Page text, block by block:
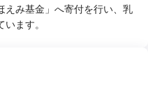
えみ基金」へ寄付を行い、乳
ます。